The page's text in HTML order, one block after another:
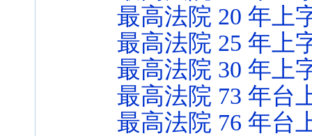
最高法院 20 年上
最高法院 25 年上
最高法院 30 年上
最高法院 73 年台
最高法院 76 年台